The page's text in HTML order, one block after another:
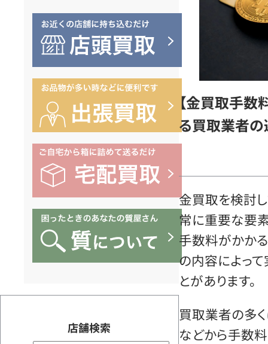
店舗検索
【金買取手数
る買取業者
金買取を検討
常に重要な要
手数料がかか
の内容によっ
とがあります。
買取業者の多
などから手数